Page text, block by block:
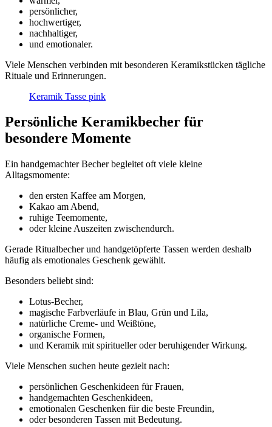
persönlicher,
hochwertiger,
nachhaltiger,
und emotionaler.
Viele Menschen verbinden mit besonderen Keramikstücken tägliche
Rituale und Erinnerungen.
Keramik Tasse pink
Persönliche Keramikbecher für
besondere Momente
Ein handgemachter Becher begleitet oft viele kleine
Alltagsmomente:
den ersten Kaffee am Morgen,
Kakao am Abend,
ruhige Teemomente,
oder kleine Auszeiten zwischendurch.
Gerade Ritualbecher und handgetöpferte Tassen werden deshalb
häufig als emotionales Geschenk gewählt.
Besonders beliebt sind:
Lotus-Becher,
magische Farbverläufe in Blau, Grün und Lila,
natürliche Creme- und Weißtöne,
organische Formen,
und Keramik mit spiritueller oder beruhigender Wirkung.
Viele Menschen suchen heute gezielt nach:
persönlichen Geschenkideen für Frauen,
handgemachten Geschenkideen,
emotionalen Geschenken für die beste Freundin,
oder besonderen Tassen mit Bedeutung.